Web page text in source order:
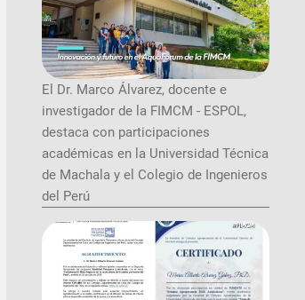
El Dr. Marco Álvarez, docente e
investigador de la FIMCM - ESPOL,
destaca con participaciones
académicas en la Universidad Técnica
de Machala y el Colegio de Ingenieros
del Perú